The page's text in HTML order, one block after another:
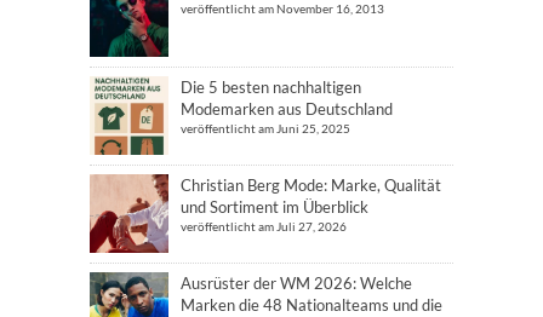
veröffentlicht am November 16, 2013
Die 5 besten nachhaltigen
Modemarken aus Deutschland
veröffentlicht am Juni 25, 2025
Christian Berg Mode: Marke, Qualität
und Sortiment im Überblick
veröffentlicht am Juli 27, 2026
Ausrüster der WM 2026: Welche
Marken die 48 Nationalteams und die